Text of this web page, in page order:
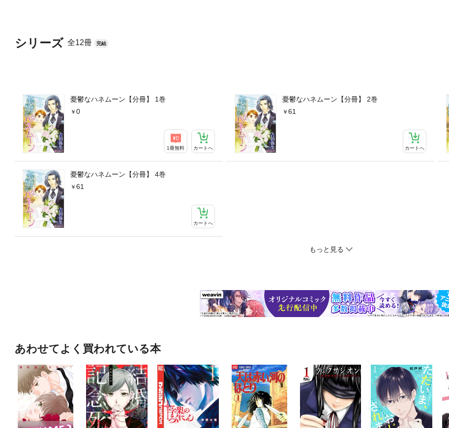
シリーズ 全12冊 完結
憂鬱なハネムーン【分冊】 1巻
0
1冊無料 カートへ
憂鬱なハネムーン【分冊】 2巻
61
カートへ
憂鬱なハネムーン【分冊】 4巻
61
カートへ
もっと見る
あわせてよく買われている本